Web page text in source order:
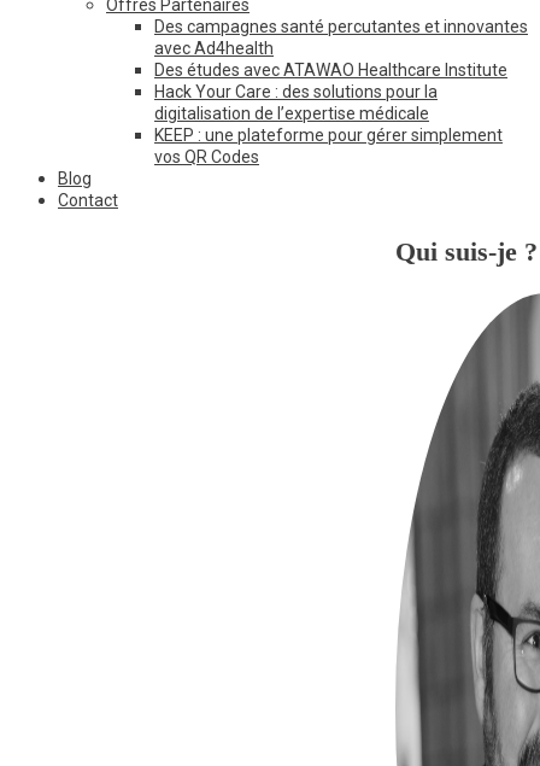
Offres Partenaires
Des campagnes santé percutantes et innovantes
avec Ad4health
Des études avec ATAWAO Healthcare Institute
Hack Your Care : des solutions pour la
digitalisation de l’expertise médicale
KEEP : une plateforme pour gérer simplement
vos QR Codes
Blog
Contact
Qui suis-je ?